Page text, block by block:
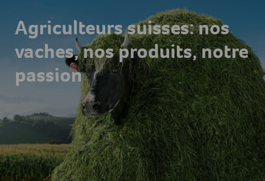
Agriculteurs suisses: nos
vaches, nos produits, notre
passion